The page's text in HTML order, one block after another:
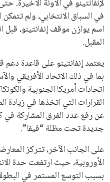
القائمة البريدية
انضم إلى قائمة المشتركين لدينا
والعروض الخاصة مباشرة في
جميع الحقوق محفوظة لموقعنا ايوا مصر